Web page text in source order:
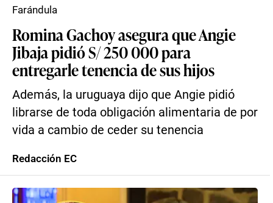
Romina Gachoy asegura que Angie
Jibaja pidió S/ 250 000 para
entregarle tenencia de sus hijos
Además, la uruguaya dijo que Angie pidió
librarse de toda obligación alimentaria de por
vida a cambio de ceder su tenencia
Farándula
Redacción EC